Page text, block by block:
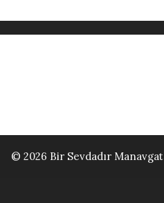
© 2026 Bir Sevdadır Manavgat